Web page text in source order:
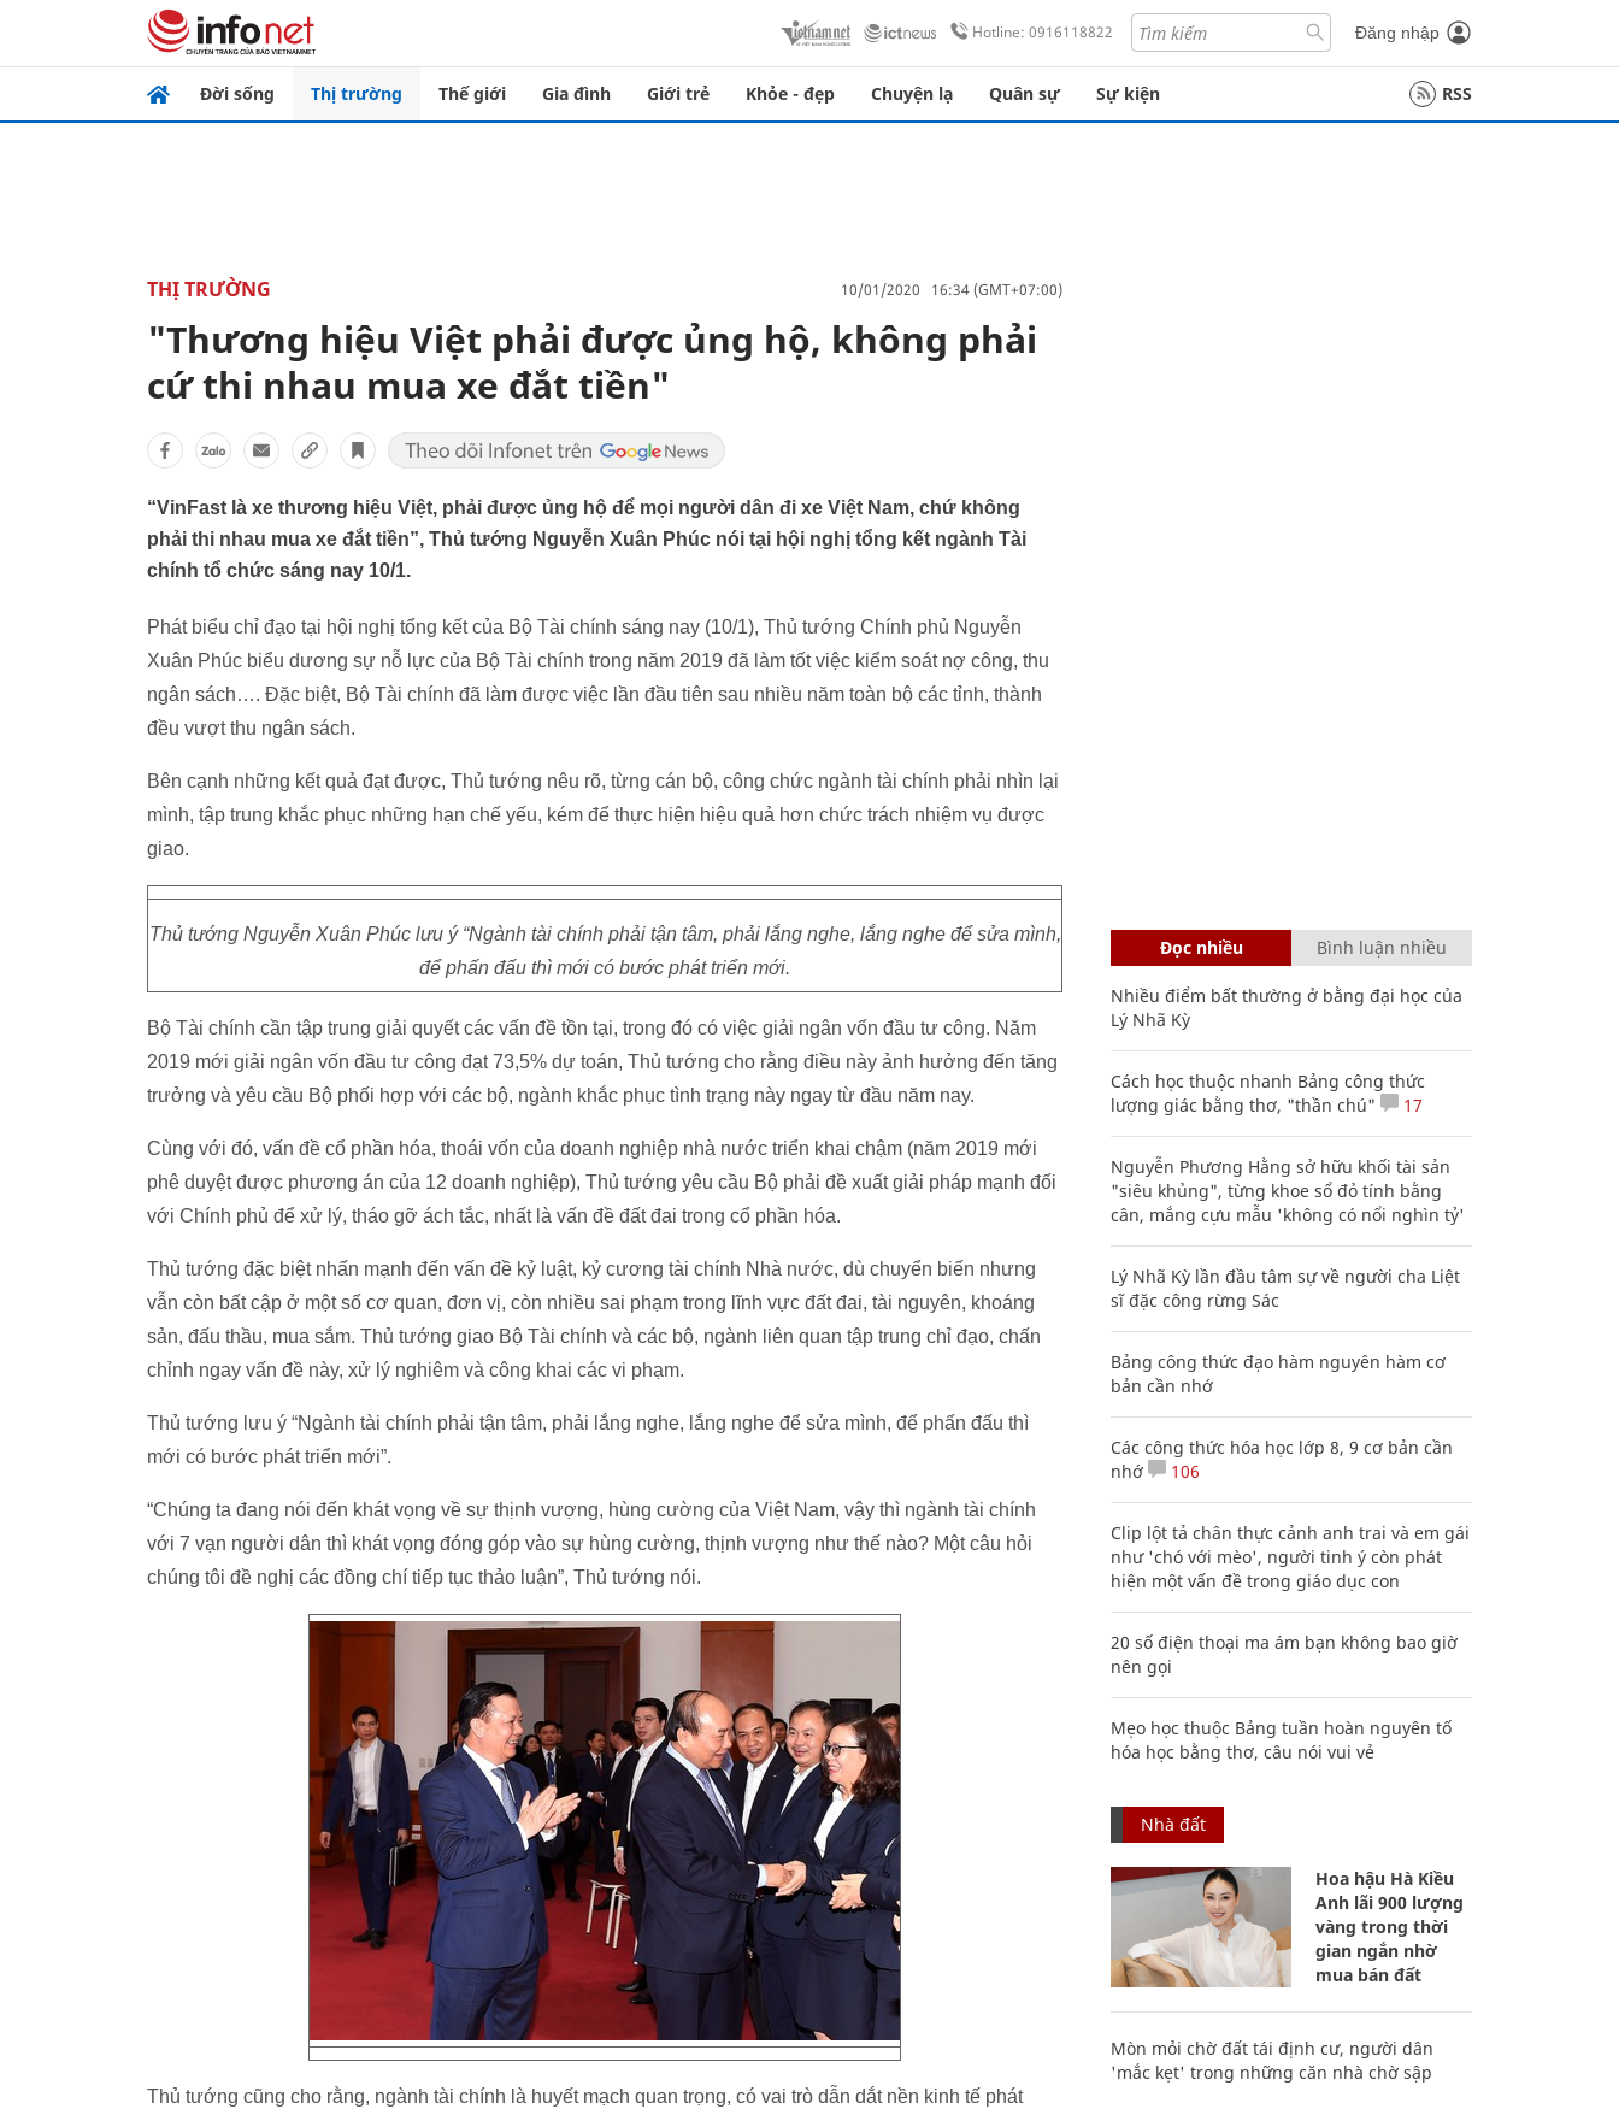
Hotline: 0916118822 Đăng nhập
Đời sống Thị trường Thế giới Gia đình Giới trẻ Khỏe - đẹp Chuyện lạ Quân sự Sự kiện RSS
THỊ TRƯỜNG 10/01/2020 16:34 (GMT+07:00)
"Thương hiệu Việt phải được ủng hộ, không phải
cứ thi nhau mua xe đắt tiền"
“VinFast là xe thương hiệu Việt, phải được ủng hộ để mọi người dân đi xe Việt Nam, chứ không
phải thi nhau mua xe đắt tiền”, Thủ tướng Nguyễn Xuân Phúc nói tại hội nghị tổng kết ngành Tài
chính tổ chức sáng nay 10/1.
Phát biểu chỉ đạo tại hội nghị tổng kết của Bộ Tài chính sáng nay (10/1), Thủ tướng Chính phủ Nguyễn
Xuân Phúc biểu dương sự nỗ lực của Bộ Tài chính trong năm 2019 đã làm tốt việc kiểm soát nợ công, thu
ngân sách…. Đặc biệt, Bộ Tài chính đã làm được việc lần đầu tiên sau nhiều năm toàn bộ các tỉnh, thành
đều vượt thu ngân sách.
Bên cạnh những kết quả đạt được, Thủ tướng nêu rõ, từng cán bộ, công chức ngành tài chính phải nhìn lại
mình, tập trung khắc phục những hạn chế yếu, kém để thực hiện hiệu quả hơn chức trách nhiệm vụ được
giao.
Thủ tướng Nguyễn Xuân Phúc lưu ý “Ngành tài chính phải tận tâm, phải lắng nghe, lắng nghe để sửa mình,
để phấn đấu thì mới có bước phát triển mới.
Bộ Tài chính cần tập trung giải quyết các vấn đề tồn tại, trong đó có việc giải ngân vốn đầu tư công. Năm
2019 mới giải ngân vốn đầu tư công đạt 73,5% dự toán, Thủ tướng cho rằng điều này ảnh hưởng đến tăng
trưởng và yêu cầu Bộ phối hợp với các bộ, ngành khắc phục tình trạng này ngay từ đầu năm nay.
Cùng với đó, vấn đề cổ phần hóa, thoái vốn của doanh nghiệp nhà nước triển khai chậm (năm 2019 mới
phê duyệt được phương án của 12 doanh nghiệp), Thủ tướng yêu cầu Bộ phải đề xuất giải pháp mạnh đối
với Chính phủ để xử lý, tháo gỡ ách tắc, nhất là vấn đề đất đai trong cổ phần hóa.
Thủ tướng đặc biệt nhấn mạnh đến vấn đề kỷ luật, kỷ cương tài chính Nhà nước, dù chuyển biến nhưng
vẫn còn bất cập ở một số cơ quan, đơn vị, còn nhiều sai phạm trong lĩnh vực đất đai, tài nguyên, khoáng
sản, đấu thầu, mua sắm. Thủ tướng giao Bộ Tài chính và các bộ, ngành liên quan tập trung chỉ đạo, chấn
chỉnh ngay vấn đề này, xử lý nghiêm và công khai các vi phạm.
Thủ tướng lưu ý “Ngành tài chính phải tận tâm, phải lắng nghe, lắng nghe để sửa mình, để phấn đấu thì
mới có bước phát triển mới”.
“Chúng ta đang nói đến khát vọng về sự thịnh vượng, hùng cường của Việt Nam, vậy thì ngành tài chính
với 7 vạn người dân thì khát vọng đóng góp vào sự hùng cường, thịnh vượng như thế nào? Một câu hỏi
chúng tôi đề nghị các đồng chí tiếp tục thảo luận”, Thủ tướng nói.
Thủ tướng cũng cho rằng, ngành tài chính là huyết mạch quan trọng, có vai trò dẫn dắt nền kinh tế phát
Đọc nhiều Bình luận nhiều
Nhiều điểm bất thường ở bằng đại học của
Lý Nhã Kỳ
Cách học thuộc nhanh Bảng công thức
lượng giác bằng thơ, "thần chú"
17
Nguyễn Phương Hằng sở hữu khối tài sản
"siêu khủng", từng khoe sổ đỏ tính bằng
cân, mắng cựu mẫu 'không có nổi nghìn tỷ'
Lý Nhã Kỳ lần đầu tâm sự về người cha Liệt
sĩ đặc công rừng Sác
Bảng công thức đạo hàm nguyên hàm cơ
bản cần nhớ
Các công thức hóa học lớp 8, 9 cơ bản cần
nhớ
106
Clip lột tả chân thực cảnh anh trai và em gái
như 'chó với mèo', người tinh ý còn phát
hiện một vấn đề trong giáo dục con
20 số điện thoại ma ám bạn không bao giờ
nên gọi
Mẹo học thuộc Bảng tuần hoàn nguyên tố
hóa học bằng thơ, câu nói vui vẻ
Nhà đất
Hoa hậu Hà Kiều
Anh lãi 900 lượng
vàng trong thời
gian ngắn nhờ
mua bán đất
Mòn mỏi chờ đất tái định cư, người dân
'mắc kẹt' trong những căn nhà chờ sập